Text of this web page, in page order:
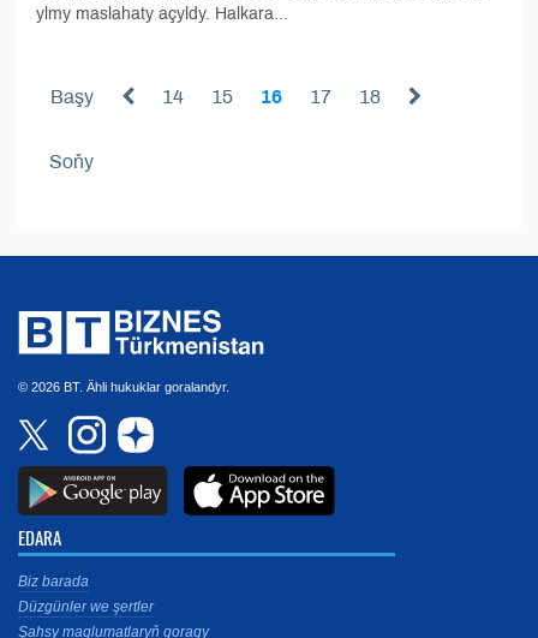
ylmy maslahaty açyldy. Halkara...
Başy 14 15 16 17 18
Soňy
© 2026 BT. Ähli hukuklar goralandyr.
EDARA
Biz barada
Düzgünler we şertler
Şahsy maglumatlaryň goragy